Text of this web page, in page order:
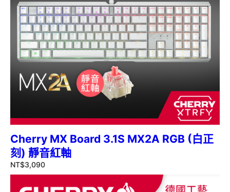
Cherry MX Board 3.1S MX2A RGB (白正
刻) 靜音紅軸
NT$3,090